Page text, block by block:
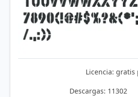
Licencia: gratis
Descargas: 11302